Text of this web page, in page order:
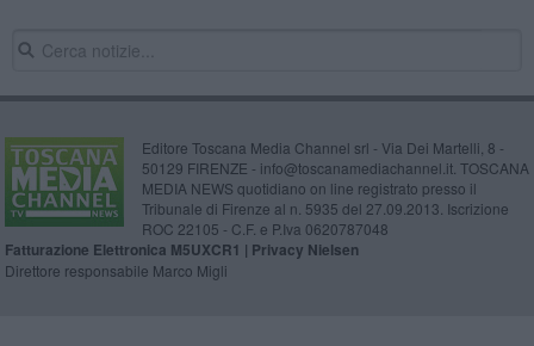
Editore Toscana Media Channel srl - Via Dei Martelli, 8 -
50129 FIRENZE - info@toscanamediachannel.it. TOSCANA
MEDIA NEWS quotidiano on line registrato presso il
Tribunale di Firenze al n. 5935 del 27.09.2013. Iscrizione
ROC 22105 - C.F. e P.Iva 0620787048
Fatturazione Elettronica M5UXCR1 | Privacy Nielsen
Direttore responsabile Marco Migli